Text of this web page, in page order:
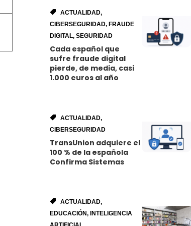
ACTUALIDAD,
CIBERSEGURIDAD, FRAUDE
DIGITAL,SEGURIDAD
Cada español que
sufre fraude digital
pierde, de media, casi
1.000 euros al año
ACTUALIDAD,
CIBERSEGURIDAD
TransUnion adquiere el
100 % de la española
Confirma Sistemas
ACTUALIDAD,
EDUCACIÓN, INTELIGENCIA